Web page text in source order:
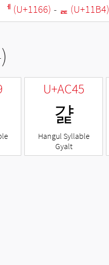
ᅦ (U+1166) - ᆴ (U+11B4)
U+AC45
걅
Hangul Syllable
Gyalt